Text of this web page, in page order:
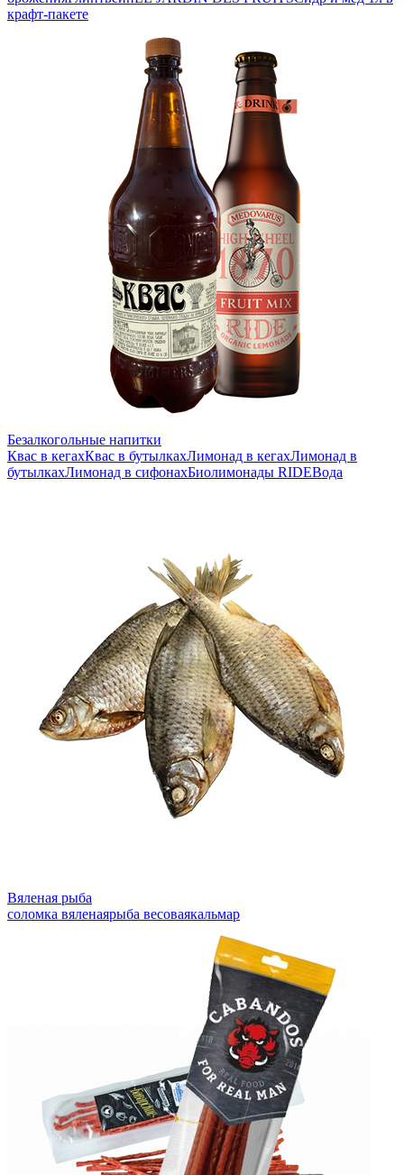
крафт-пакете
Безалкогольные напитки
Квас в кегахКвас в бутылкахЛимонад в кегахЛимонад в
бутылкахЛимонад в сифонахБиолимонады RIDEВода
Вяленая рыба
соломка вяленаярыба весоваякальмар